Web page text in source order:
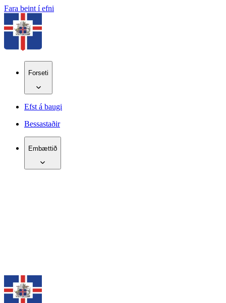
Fara beint í efni
Forseti
Efst á baugi
Bessastaðir
Embættið